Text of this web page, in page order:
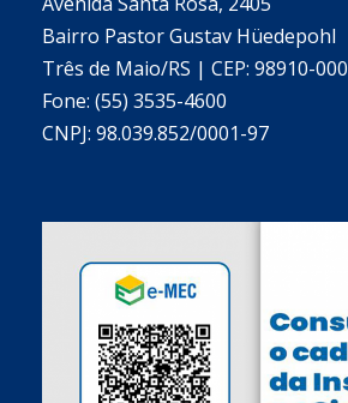
Bairro Pastor Gustav Hüedepohl
Três de Maio/RS | CEP: 98910-000
Fone: (55) 3535-4600
CNPJ: 98.039.852/0001-97